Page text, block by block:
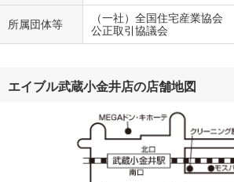
所属団体等
（一社）全国住宅産業協
公正取引協議会
エイブル武蔵小金井店の店舗地図